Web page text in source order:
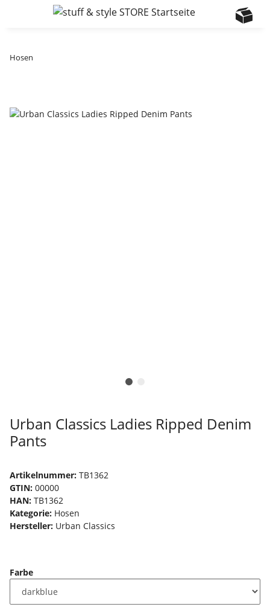
Hosen
Urban Classics Ladies Ripped Denim
Pants
Artikelnummer: TB1362
GTIN: 00000
HAN: TB1362
Kategorie: Hosen
Hersteller: Urban Classics
Farbe